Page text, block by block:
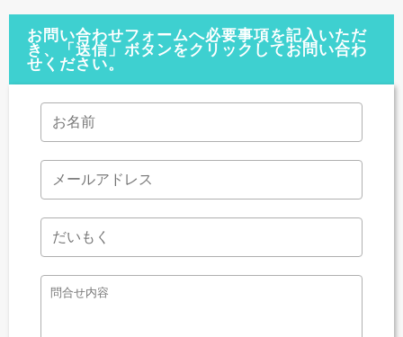
お問い合わせフォームへ必要事項を記入いただ
き、「送信」ボタンをクリックしてお問い合わ
せください。